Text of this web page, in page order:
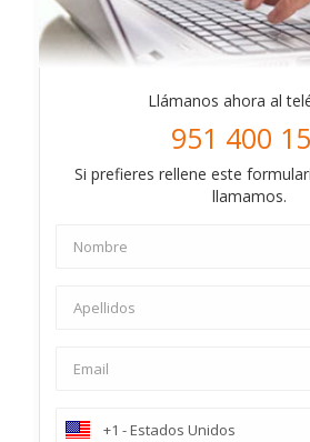
Llámanos ahora al
951 400
Si prefieres rellene este
llamamos.